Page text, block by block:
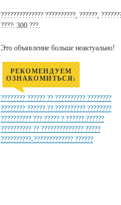
?????????????? ??????????, ??????,
????: 300 ???.
Это объявление больше неактуально!
РЕКОМЕНДУЕМ
ОЗНАКОМИТЬСЯ:
???????? ?????? ?? ?????????? ????????
???????? ?????? ?? ?????????? ????????
?????????? ??? ????? ? ??????.??????
?????????? ?? ?????????????? ?????
??????????-????????????? ??????